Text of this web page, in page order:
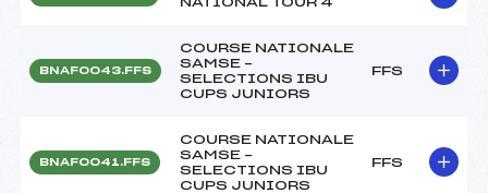
BNAF0043.FFS
COURSE NATIONALE
SAMSE –
SELECTIONS IBU
CUPS JUNIORS
FFS
BNAF0041.FFS
COURSE NATIONALE
SAMSE –
SELECTIONS IBU
CUPS JUNIORS
FFS